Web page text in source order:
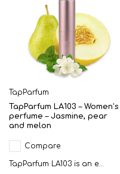
TapParfum
TapParfum LA103 – Women’s
perfume – Jasmine, pear
and melon
Compare
TapParfum LA103 is an e...